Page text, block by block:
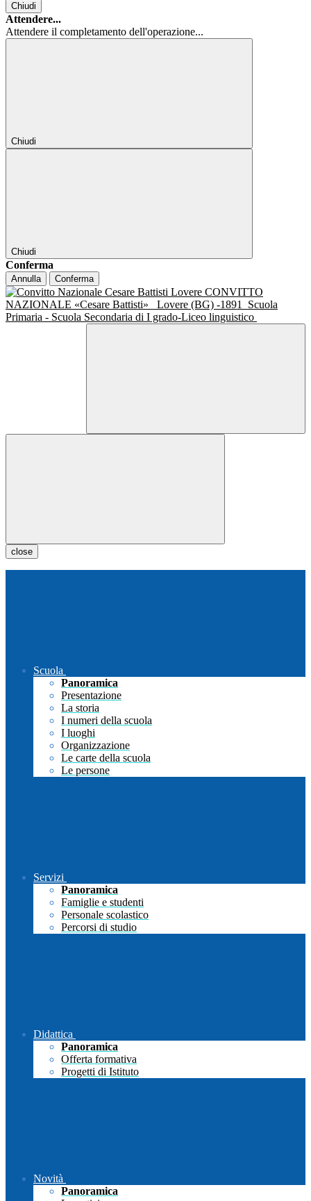
Chiudi
Attendere...
Attendere il completamento dell'operazione...
Chiudi
Chiudi
Conferma
Annulla Conferma
CONVITTO
NAZIONALE «Cesare Battisti»
Lovere (BG) -1891
Scuola
Primaria - Scuola Secondaria di I grado-Liceo linguistico
close
Scuola
Panoramica
Presentazione
La storia
I numeri della scuola
I luoghi
Organizzazione
Le carte della scuola
Le persone
Servizi
Panoramica
Famiglie e studenti
Personale scolastico
Percorsi di studio
Didattica
Panoramica
Offerta formativa
Progetti di Istituto
Novità
Panoramica